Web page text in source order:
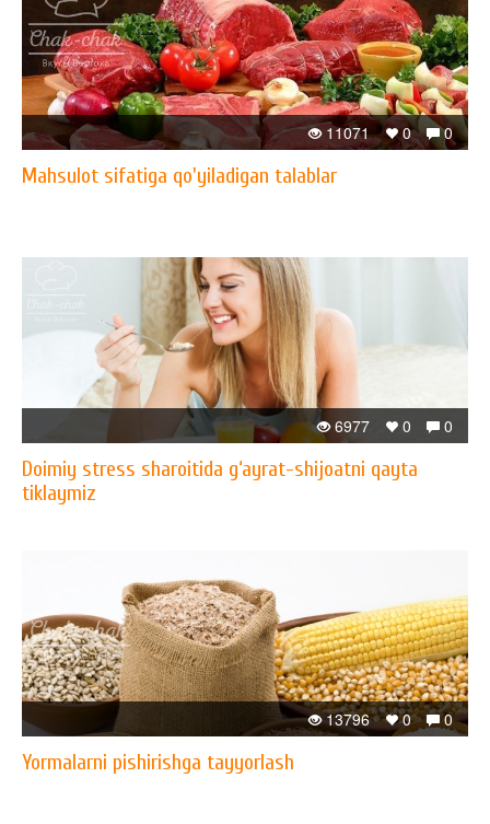
0
0
11071
Mahsulot sifatiga qo'yiladigan talablar
0
0
6977
Doimiy stress sharoitida g‘ayrat-shijoatni qayta
tiklaymiz
0
0
13796
Yormalarni pishirishga tayyorlash